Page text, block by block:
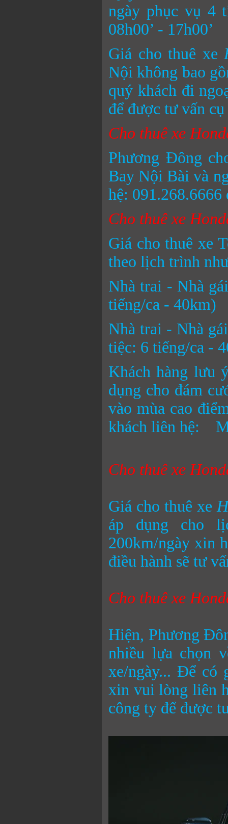
ngày phục vụ 4
08h00’ - 17h00’
Giá cho thuê xe
Nội không bao
quý khách đi
để được tư vấn
Cho thuê xe
Phương Đông
Bay Nội Bài và
hệ:
Cho thuê xe
Giá cho thuê xe
theo lịch trình
Nhà trai - Nhà
tiếng/ca - 40km)
Nhà trai - Nhà
tiệc: 6 tiếng/ca -
Khách hàng lưu
dụng cho đám
vào mùa cao
khách liên hệ:
Cho thuê xe
Giá cho thuê xe
áp dụng cho
200km/ngày xin
điều hành sẽ tư
Cho thuê xe
Hiện, Phương
nhiều lựa chọn
xe/ngày... Để có
xin vui lòng liên
công ty để được